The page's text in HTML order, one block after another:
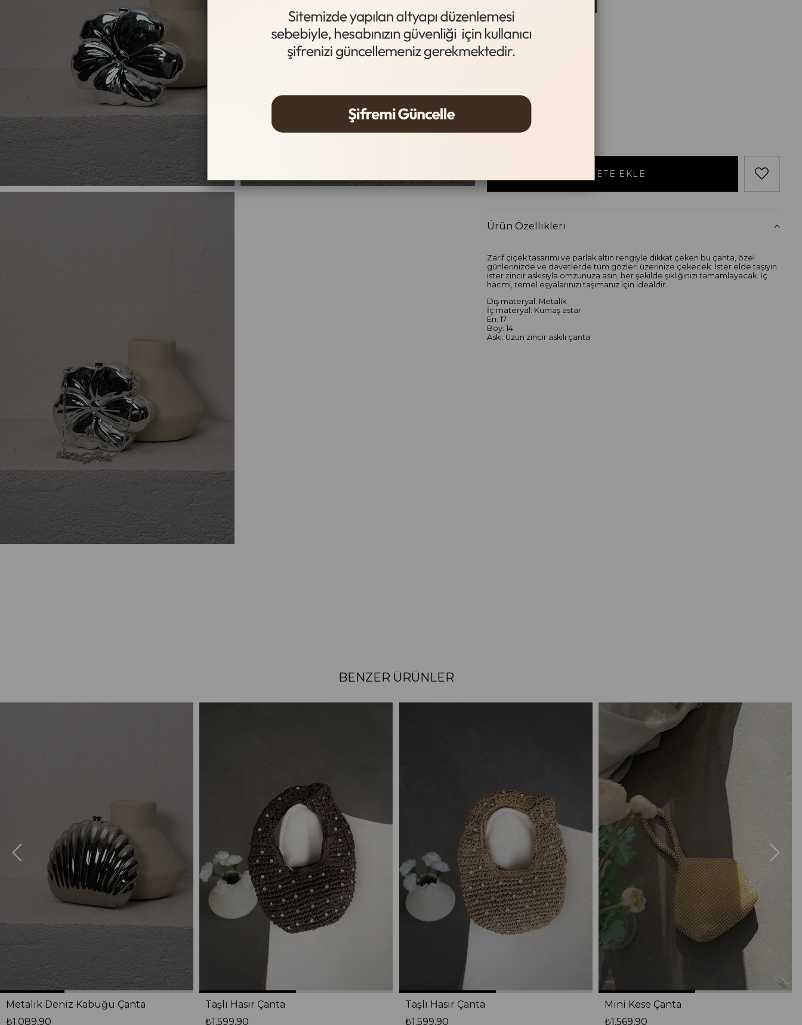
Gümüş
Beden Tablosu
Ürün Özellikleri
Zarif çiçek tasarımı ve parlak altın rengiyle dikkat çeken bu çanta, özel
günlerinizde ve davetlerde tüm gözleri üzerinize çekecek. İster elde taşıyın
ister zincir askısıyla omzunuza asın, her şekilde şıklığınızı tamamlayacak. İç
hacmi, temel eşyalarınızı taşımanız için idealdir.
Dış materyal: Metalik
İç materyal: Kumaş astar
En: 17
Boy: 14
Askı: Uzun zincir askılı çanta
BENZER ÜRÜNLER
Metalik Deniz Kabuğu Çanta
₺1.089,90
Taşlı Hasır Çanta
₺1.599,90
Taşlı Hasır Çanta
₺1.599,90
Mini Kese Çanta
₺1.569,90